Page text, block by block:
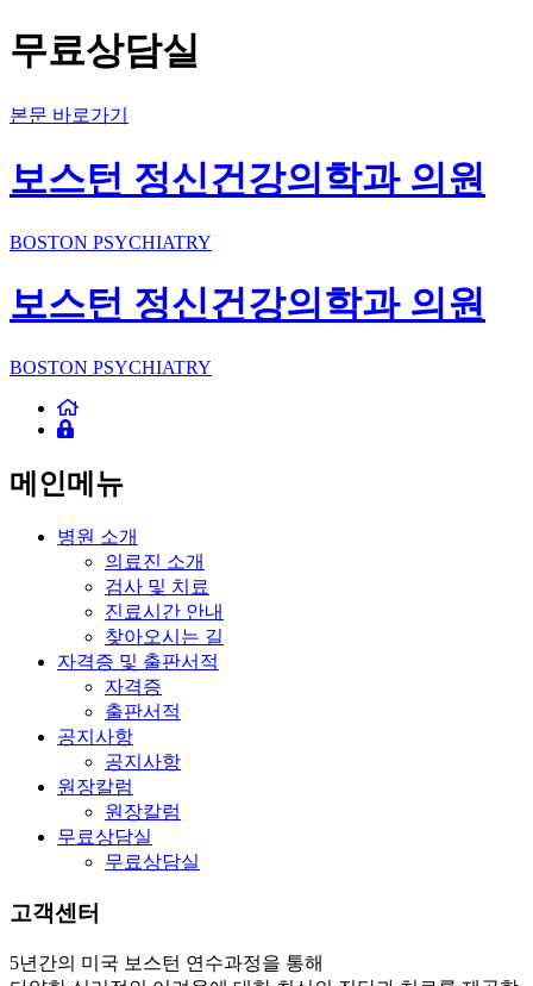
무료상담실
본문 바로가기
보스턴 정신건강의학과 의원
BOSTON PSYCHIATRY
보스턴 정신건강의학과 의원
BOSTON PSYCHIATRY
메인메뉴
병원 소개
의료진 소개
검사 및 치료
진료시간 안내
찾아오시는 길
자격증 및 출판서적
자격증
출판서적
공지사항
공지사항
원장칼럼
원장칼럼
무료상담실
무료상담실
고객센터
5년간의 미국 보스턴 연수과정을 통해